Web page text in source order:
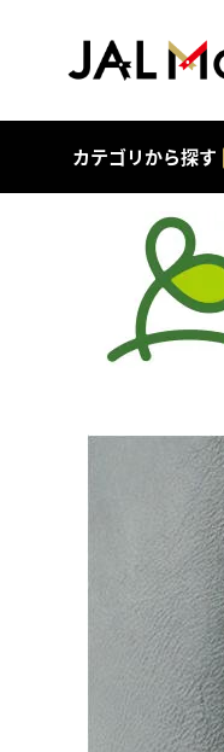
カテゴリから探す